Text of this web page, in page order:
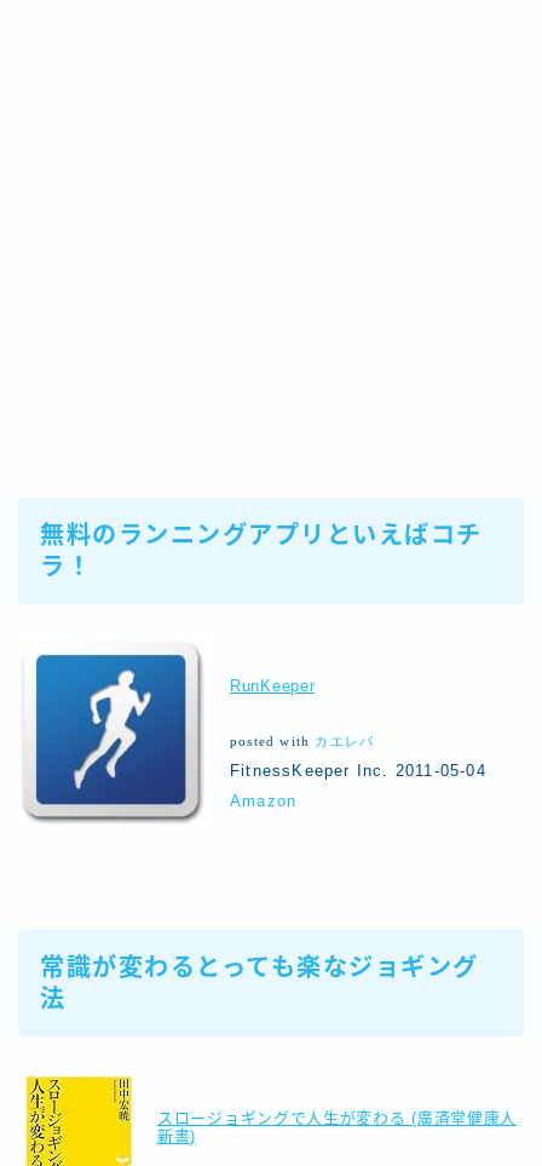
無料のランニングアプリといえばコチ
ラ！
RunKeeper
posted with カエレバ
FitnessKeeper Inc. 2011-05-04
Amazon
常識が変わるとっても楽なジョギング
法
スロージョギングで人生が変わる (廣済堂健康人
新書)